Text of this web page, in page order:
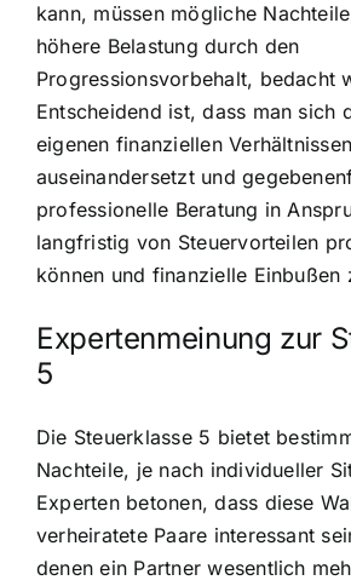
kann, müssen mögliche
höhere Belastung durch den
Progressionsvorbehalt, bedacht
Entscheidend ist, dass man sich
eigenen finanziellen Verhältnissen
auseinandersetzt und
professionelle Beratung in
langfristig von Steuervorteilen
können und finanzielle Einbußen
Expertenmeinung zur
5
Die Steuerklasse 5 bietet
Nachteile, je nach individueller
Experten betonen, dass diese
verheiratete Paare interessant
denen ein Partner wesentlich